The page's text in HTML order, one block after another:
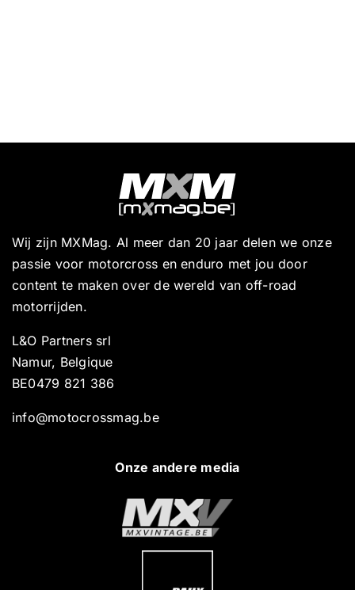
Wij zijn MXMag. Al meer dan 20 jaar delen we onze
passie voor motorcross en enduro met jou door
content te maken over de wereld van off-road
motorrijden.
L&O Partners srl
Namur, Belgique
BE0479 821 386
info@motocrossmag.be
Onze andere media